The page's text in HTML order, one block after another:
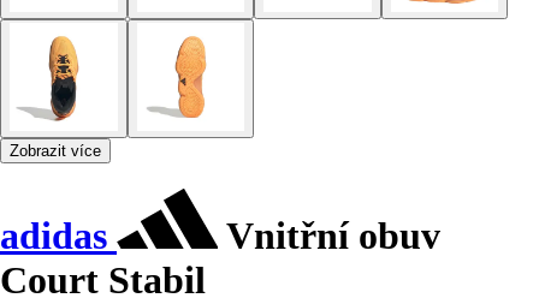
Zobrazit více
adidas
Vnitřní obuv
Court Stabil